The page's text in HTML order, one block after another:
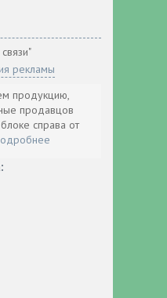
рекламы
продукцию,
продавцов
справа от